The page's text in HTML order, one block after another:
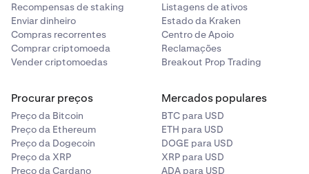
Recompensas de staking
Enviar dinheiro
Compras recorrentes
Comprar criptomoeda
Vender criptomoedas
Listagens de ativos
Estado da Kraken
Centro de Apoio
Reclamações
Breakout Prop Trading
Procurar preços
Preço da Bitcoin
Preço da Ethereum
Preço da Dogecoin
Preço da XRP
Preço da Cardano
Mercados populares
BTC para USD
ETH para USD
DOGE para USD
XRP para USD
ADA para USD